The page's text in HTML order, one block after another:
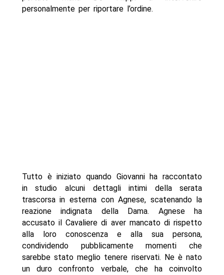
personalmente per riportare l’ordine.
Tutto è iniziato quando Giovanni ha raccontato
in studio alcuni dettagli intimi della serata
trascorsa in esterna con Agnese, scatenando la
reazione indignata della Dama. Agnese ha
accusato il Cavaliere di aver mancato di rispetto
alla loro conoscenza e alla sua persona,
condividendo pubblicamente momenti che
sarebbe stato meglio tenere riservati. Ne è nato
un duro confronto verbale, che ha coinvolto